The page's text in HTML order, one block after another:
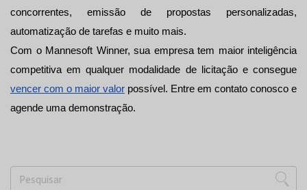
concorrentes, emissão de propostas personalizadas,
automatização de tarefas e muito mais.
Com o Mannesoft Winner, sua empresa tem maior inteligência
vencer com o maior valor possível. Entre em contato conosco e
agende uma demonstração.